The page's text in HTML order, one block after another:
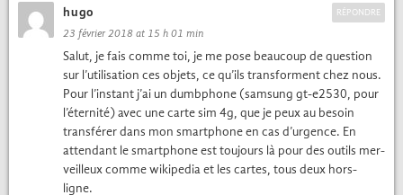
hugo
23 février 2018 at 15 h 01 min
Salut, je fais comme toi, je me pose beau­coup de ques­tion
sur l’utilisation ces objets, ce qu’ils trans­for­ment chez nous.
Pour l’instant j’ai un dumb­phone (sam­sung gt-e2530, pour
l’éternité) avec une carte sim 4g, que je peux au besoin
trans­fér­er dans mon smart­phone en cas d’urgence. En
atten­dant le smart­phone est tou­jours là pour des out­ils mer­
veilleux comme wikipedia et les cartes, tous deux hors-
ligne.
RÉPONDRE